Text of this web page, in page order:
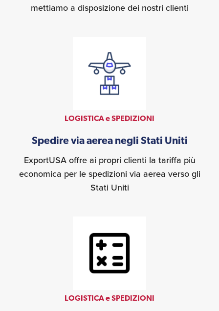
mettiamo a disposizione dei nostri clienti
LOGISTICA e SPEDIZIONI
Spedire via aerea negli Stati Uniti
ExportUSA offre ai propri clienti la tariffa più
economica per le spedizioni via aerea verso gli
Stati Uniti
LOGISTICA e SPEDIZIONI